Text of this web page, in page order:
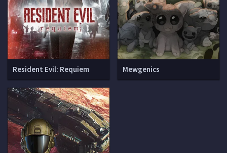
Resident Evil: Requiem Mewgenics